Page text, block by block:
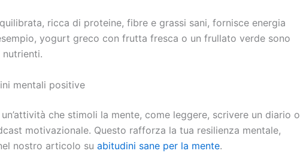
ricca di proteine, fibre e grassi sani, fornisce energia
yogurt greco con frutta fresca o un frullato verde sono
mentali positive
che stimoli la mente, come leggere, scrivere un diario o
motivazionale. Questo rafforza la tua resilienza mentale,
nostro articolo su abitudini sane per la mente.